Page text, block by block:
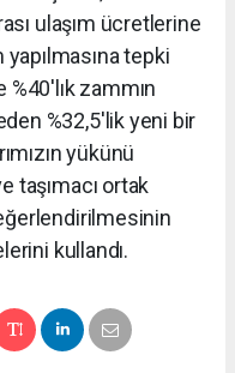
ulaşım ücretlerine
tepki
zammın
%32,5'lik yeni bir
yükünü
taşımacı ortak
kullandı.